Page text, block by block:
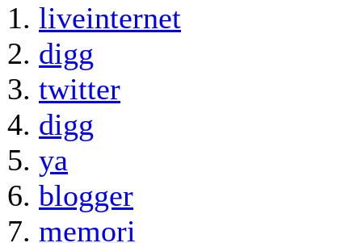
liveinternet
digg
twitter
digg
ya
blogger
memori